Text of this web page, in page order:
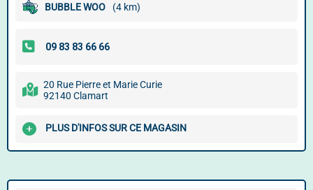
BUBBLE WOO (4 km)
20 Rue Pierre et Marie Curie
92140 Clamart
PLUS D'INFOS SUR CE MAGASIN